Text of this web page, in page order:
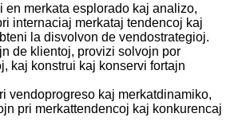
en merkata esplorado kaj analizo,
internaciaj merkataj tendencoj kaj
la disvolvon de vendostrategioj.
de klientoj, provizi solvojn por
kaj konstrui kaj konservi fortajn
vendoprogreso kaj merkatdinamiko,
pri merkattendencoj kaj konkurencaj